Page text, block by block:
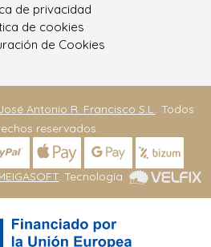
de privacidad
de cookies
de Cookies
Antonio R. Francisco S.L.. Todos
reservados.
. Tecnología